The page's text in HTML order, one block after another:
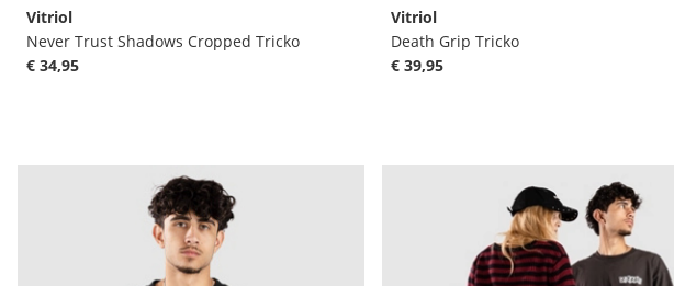
Vitriol
Never Trust Shadows Cropped Tricko
€ 34,95
Vitriol
Death Grip Tricko
€ 39,95